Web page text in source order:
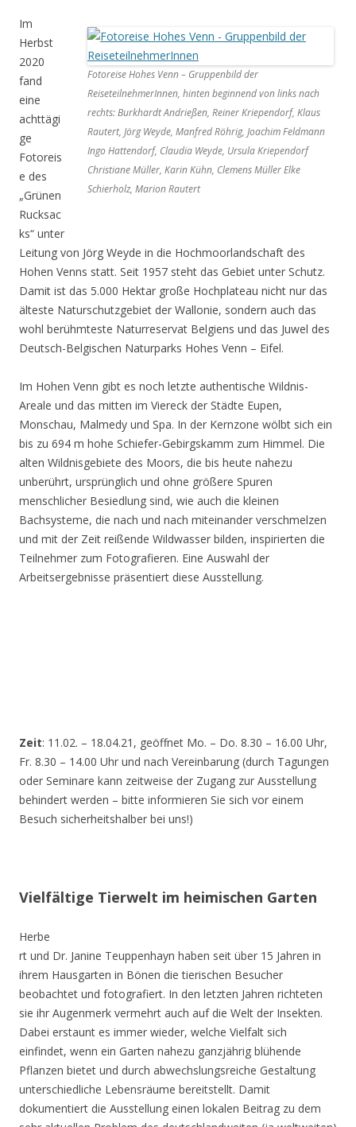
Fotoreise Hohes Venn – Gruppenbild der
ReiseteilnehmerInnen, hinten beginnend von links nach
rechts: Burkhardt Andrießen, Reiner Kriependorf, Klaus
Rautert, Jörg Weyde, Manfred Röhrig, Joachim Feldmann
Ingo Hattendorf, Claudia Weyde, Ursula Kriependorf
Christiane Müller, Karin Kühn, Clemens Müller Elke
Schierholz, Marion Rautert
Im
Herbst
2020
fand
eine
achttägi
ge
Fotoreis
e des
„Grünen
Rucksac
ks“ unter
Leitung von Jörg Weyde in die Hochmoorlandschaft des
Hohen Venns statt. Seit 1957 steht das Gebiet unter Schutz.
Damit ist das 5.000 Hektar große Hochplateau nicht nur das
älteste Naturschutzgebiet der Wallonie, sondern auch das
wohl berühmteste Naturreservat Belgiens und das Juwel des
Deutsch-Belgischen Naturparks Hohes Venn – Eifel.
Im Hohen Venn gibt es noch letzte authentische Wildnis-
Areale und das mitten im Viereck der Städte Eupen,
Monschau, Malmedy und Spa. In der Kernzone wölbt sich ein
bis zu 694 m hohe Schiefer-Gebirgskamm zum Himmel. Die
alten Wildnisgebiete des Moors, die bis heute nahezu
unberührt, ursprünglich und ohne größere Spuren
menschlicher Besiedlung sind, wie auch die kleinen
Bachsysteme, die nach und nach miteinander verschmelzen
und mit der Zeit reißende Wildwasser bilden, inspirierten die
Teilnehmer zum Fotografieren. Eine Auswahl der
Arbeitsergebnisse präsentiert diese Ausstellung.
Zeit: 11.02. – 18.04.21, geöffnet Mo. – Do. 8.30 – 16.00 Uhr,
Fr. 8.30 – 14.00 Uhr und nach Vereinbarung (durch Tagungen
oder Seminare kann zeitweise der Zugang zur Ausstellung
behindert werden – bitte informieren Sie sich vor einem
Besuch sicherheitshalber bei uns!)
Vielfältige Tierwelt im heimischen Garten
Herbe
rt und Dr. Janine Teuppenhayn haben seit über 15 Jahren in
ihrem Hausgarten in Bönen die tierischen Besucher
beobachtet und fotografiert. In den letzten Jahren richteten
sie ihr Augenmerk vermehrt auch auf die Welt der Insekten.
Dabei erstaunt es immer wieder, welche Vielfalt sich
einfindet, wenn ein Garten nahezu ganzjährig blühende
Pflanzen bietet und durch abwechslungsreiche Gestaltung
unterschiedliche Lebensräume bereitstellt. Damit
dokumentiert die Ausstellung einen lokalen Beitrag zu dem